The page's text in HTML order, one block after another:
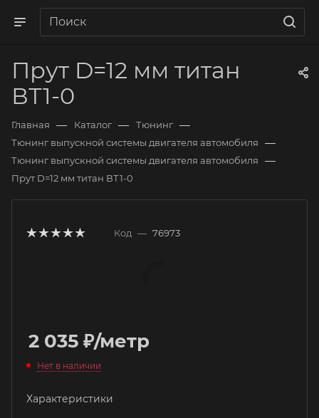
Прут D=12 мм титан
ВТ1-0
Главная — Каталог — Тюнинг —
Тюнинг выпускной системы двигателя автомобиля —
Тюнинг выпускной системы двигателя автомобиля —
Прут D=12 мм титан ВТ1-0
Код — 76973
2 035 ₽/метр
Нет в наличии
Характеристики